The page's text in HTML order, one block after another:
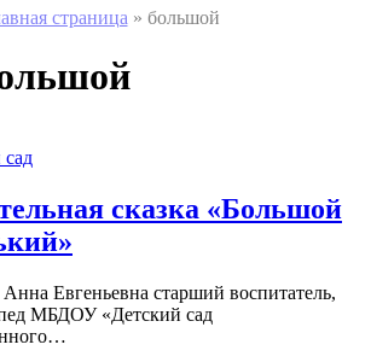
страница » большой
сад
сказка «Большой
Евгеньевна старший воспитатель,
МБДОУ «Детский сад